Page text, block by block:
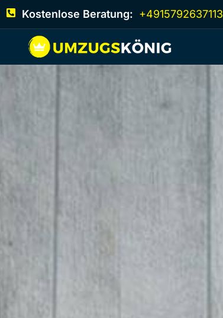
Kostenlose Beratung: +4915792637113